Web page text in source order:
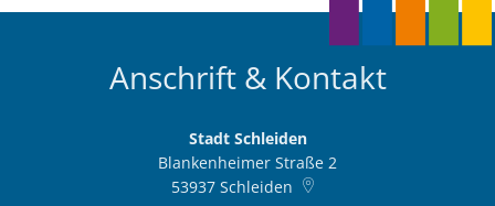
Anschrift & Kontakt
Stadt Schleiden
Blankenheimer Straße 2
53937 Schleiden